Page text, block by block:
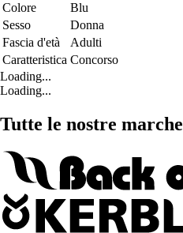
Colore
Blu
Sesso
Donna
Fascia d'età
Adulti
Caratteristica Concorso
Loading...
Loading...
Tutte le nostre marche